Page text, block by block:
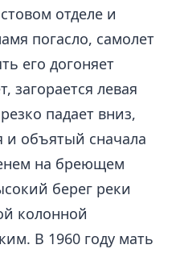
отделе и
погасло, самолет
его догоняет
загорается левая
падает вниз,
и объятый сначала
на бреющем
берег реки
колонной
В 1960 году мать